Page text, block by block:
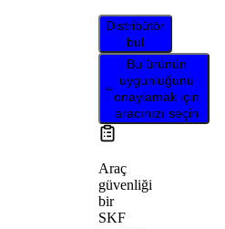
Distribütör
bul
Bu ürünün
uygunluğunu
onaylamak için
aracınızı seçin
Araç
güvenliği
bir
SKF